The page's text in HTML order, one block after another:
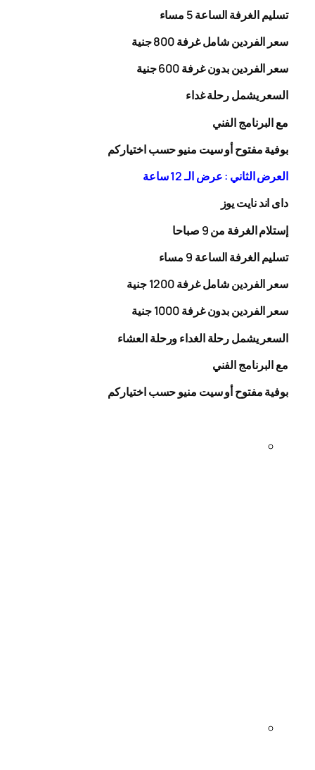
تسليم الغرفة الساعة 5 مساء
سعر الفردين شامل غرفة
800 جنية
سعر الفردين بدون غرفة
600 جنية
السعر يشمل رحلةغداء
مع البرنامج الفني
بوفية مفتوح أو سيت منيو حسب اختياركم
العرض الثاني : عرض الـ 12 ساعة
داى اند نايت يوز
إستلام الغرفة من 9 صباحا
تسليم الغرفة الساعة 9 مساء
سعر الفردين شامل غرفة
1200
جنية
سعر الفردين بدون غرفة1000جنية
السعر يشمل رحلة الغداء ورحلة العشاء
مع البرنامج الفني
بوفية مفتوح أو سيت منيو حسب اختياركم